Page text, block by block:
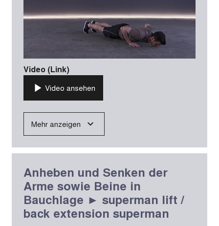
Video (Link)
Video ansehen
Mehr anzeigen
Anheben und Senken der
Arme sowie Beine in
Bauchlage ► superman lift /
back extension superman